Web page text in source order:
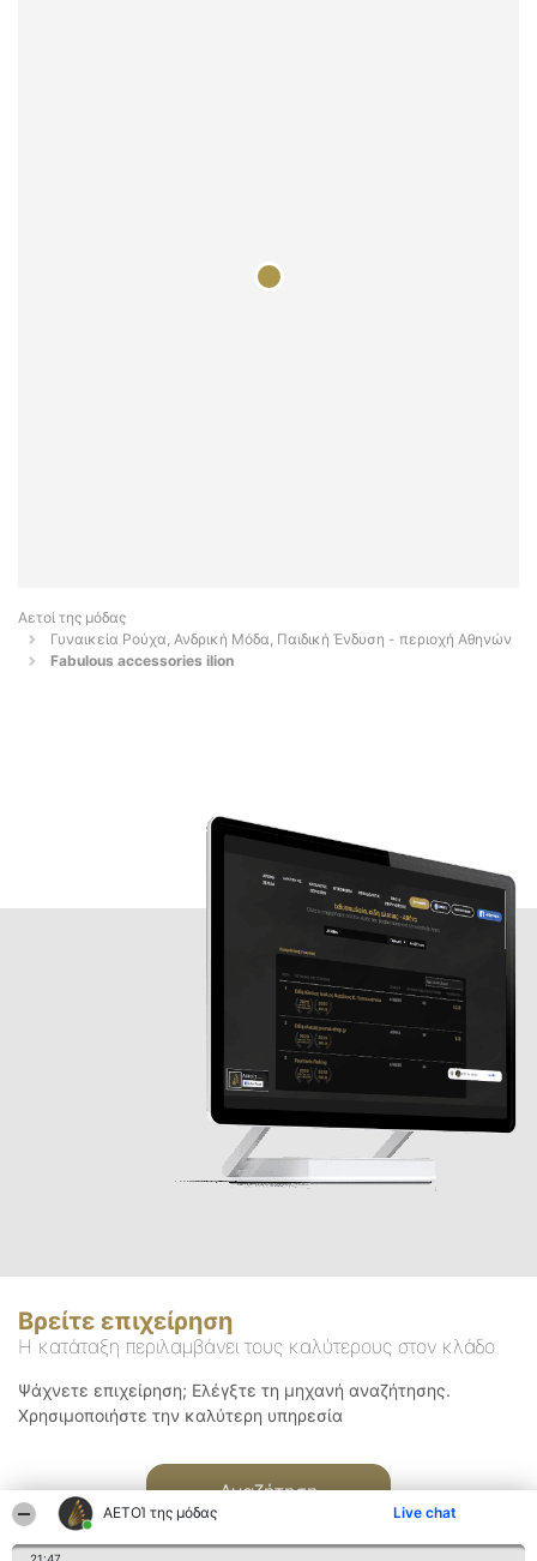
ΑΕΤΟΊ της μόδας Live chat
Αετοί της μόδας
Γυναικεία Ρούχα, Ανδρική Μόδα, Παιδική Ένδυση - περιοχή Αθηνών
Fabulous accessories ilion
Βρείτε επιχείρηση
Η κατάταξη περιλαμβάνει τους καλύτερους στον κλάδο
Ψάχνετε επιχείρηση; Ελέγξτε τη μηχανή αναζήτησης.
Χρησιμοποιήστε την καλύτερη υπηρεσία
Αναζήτηση